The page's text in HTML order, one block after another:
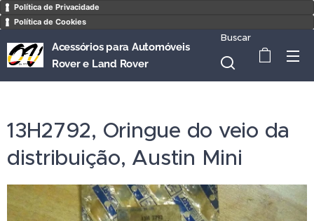
Política de Privacidade
Política de Cookies
Acessórios para Automóveis
Rover e Land Rover
Buscar
13H2792, Oringue do veio da
distribuição, Austin Mini